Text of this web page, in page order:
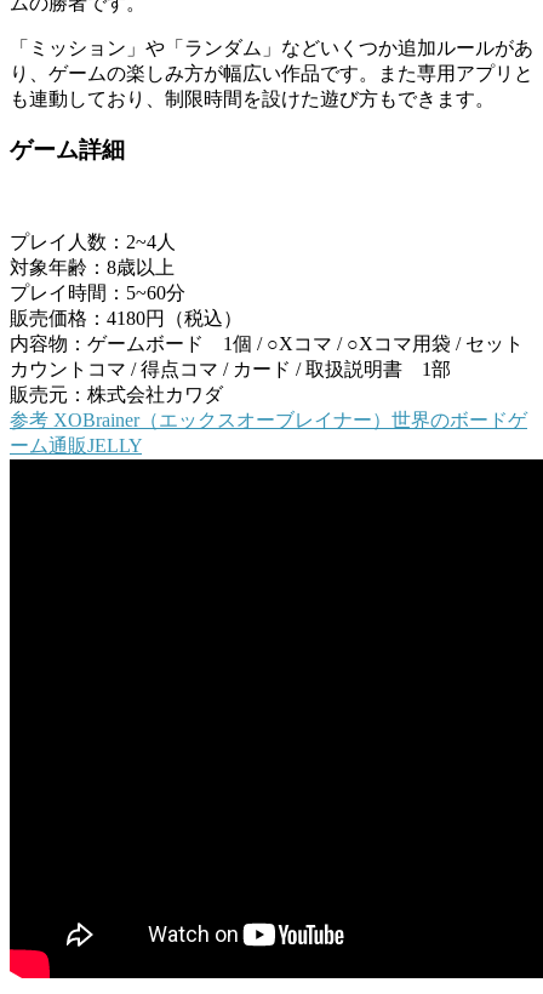
「ミッション」や「ランダム」などいくつか追加ルールがあ
り、ゲームの楽しみ方が幅広い作品です。また専用アプリと
も連動しており、制限時間を設けた遊び方もできます。
ゲーム詳細
プレイ人数：2~4人
対象年齢：8歳以上
プレイ時間：5~60分
販売価格：4180円（税込）
内容物：ゲームボード 1個 / ○Xコマ / ○Xコマ用袋 / セット
カウントコマ / 得点コマ / カード / 取扱説明書 1部
販売元：株式会社カワダ
参考 XOBrainer（エックスオーブレイナー） 世界のボードゲ
ーム通販JELLY